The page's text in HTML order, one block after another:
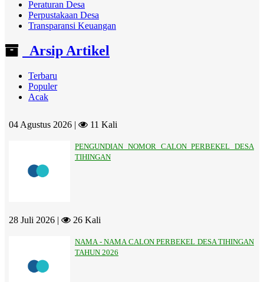
Peraturan Desa
Perpustakaan Desa
Transparansi Keuangan
Arsip Artikel
Terbaru
Populer
Acak
04 Agustus 2026 | 11 Kali
PENGUNDIAN NOMOR CALON PERBEKEL DESA
TIHINGAN
28 Juli 2026 | 26 Kali
NAMA - NAMA CALON PERBEKEL DESA TIHINGAN
TAHUN 2026